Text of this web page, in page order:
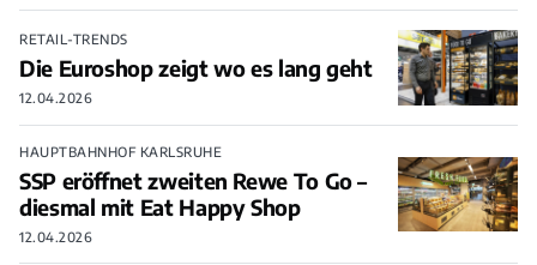
RETAIL-TRENDS
Die Euroshop zeigt wo es lang geht
12.04.2026
HAUPTBAHNHOF KARLSRUHE
SSP eröffnet zweiten Rewe To Go –
diesmal mit Eat Happy Shop
12.04.2026